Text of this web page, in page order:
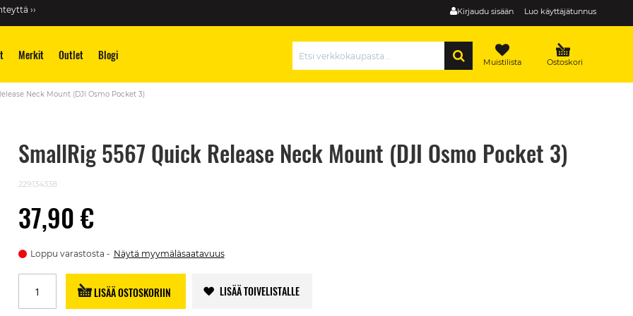
Kirjaudu sisään Luo käyttäjätunnus
››
Merkit Outlet Blogi Ostoskori
Muistilista
Neck Mount (DJI Osmo Pocket 3)
SmallRig 5567 Quick Release Neck Mount (DJI Osmo Pocket 3)
229134338
37,90 €
Loppu varastosta Näytä myymäläsaatavuus
LISÄÄ OSTOSKORIIN LISÄÄ TOIVELISTALLE